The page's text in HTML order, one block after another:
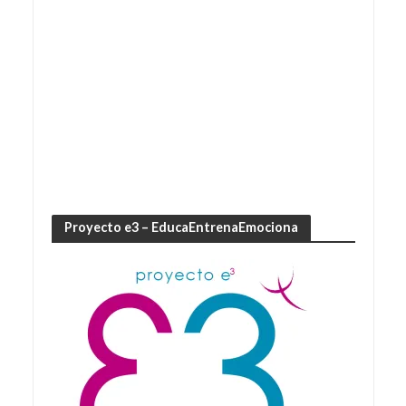
Proyecto e3 – EducaEntrenaEmociona